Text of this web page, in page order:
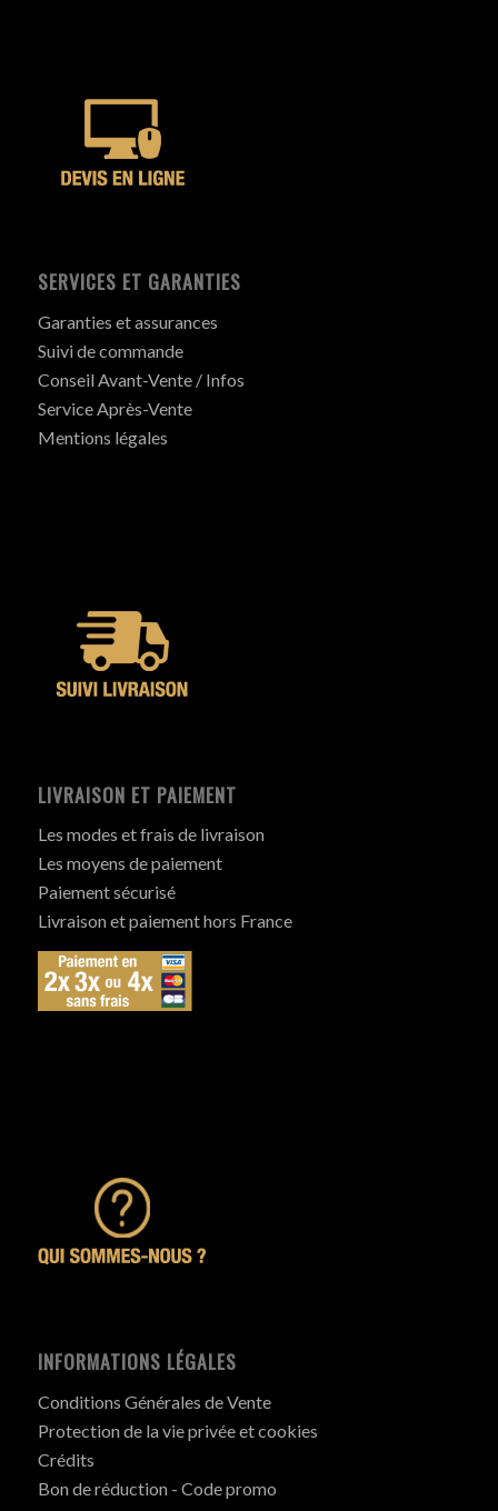
SERVICES ET GARANTIES
Garanties et assurances
Suivi de commande
Conseil Avant-Vente / Infos
Service Après-Vente
Mentions légales
LIVRAISON ET PAIEMENT
Les modes et frais de livraison
Les moyens de paiement
Paiement sécurisé
Livraison et paiement hors France
INFORMATIONS LÉGALES
Conditions Générales de Vente
Protection de la vie privée et cookies
Crédits
Bon de réduction - Code promo